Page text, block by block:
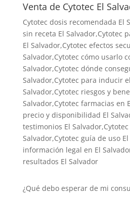
Venta de Cytotec El
Cytotec dosis recomendada El
sin receta El Salvador,Cytotec
El Salvador,Cytotec efectos
Salvador,Cytotec cómo usarlo
Salvador,Cytotec dónde
Salvador,Cytotec para inducir
Salvador,Cytotec riesgos y
Salvador,Cytotec farmacias en
precio y disponibilidad El
testimonios El
Salvador,Cytotec guía de uso
información legal en El
resultados El Salvador
¿Qué debo esperar de mi